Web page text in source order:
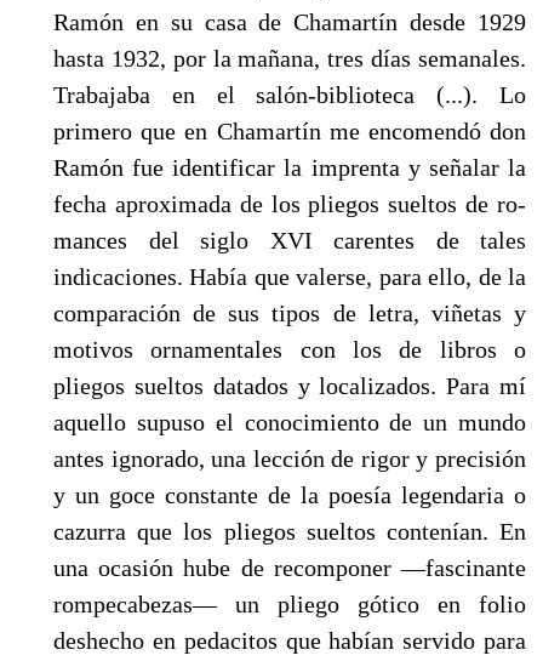
Ra­món en su casa de Chamartín desde 1929
hasta 1932, por la mañana, tres días semanales.
Trabajaba en el salón-biblioteca (...). Lo
primero que en Chamartín me encomendó don
Ra­món fue identificar la imprenta y señalar la
fecha aproximada de los pliegos sueltos de ro­
mances del siglo XVI carentes de tales
indicaciones. Había que valerse, para ello, de la
com­paración de sus tipos de letra, viñetas y
motivos ornamentales con los de libros o
pliegos sueltos datados y localizados. Para mí
aquello supuso el conocimiento de un mundo
antes ig­norado, una lección de rigor y precisión
y un goce constante de la poesía legendaria o
cazu­rra que los pliegos sueltos contenían. En
una ocasión hube de recomponer —fascinante
rom­pecabezas— un pliego gótico en folio
deshecho en pedacitos que habían servido para